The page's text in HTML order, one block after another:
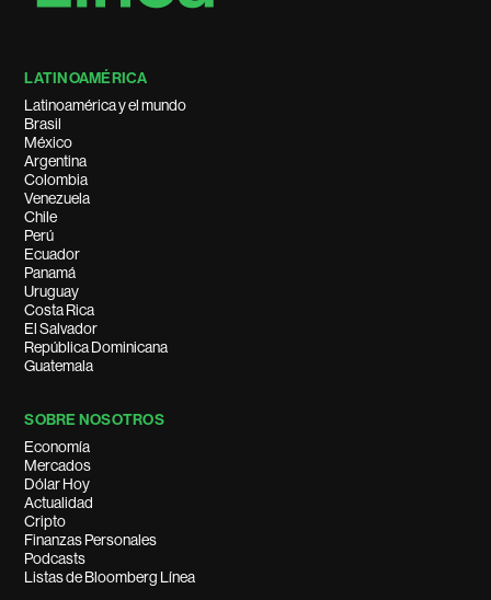
LATINOAMÉRICA
Latinoamérica y el mundo
Brasil
México
Argentina
Colombia
Venezuela
Chile
Perú
Ecuador
Panamá
Uruguay
Costa Rica
El Salvador
República Dominicana
Guatemala
SOBRE NOSOTROS
Economía
Mercados
Dólar Hoy
Actualidad
Cripto
Finanzas Personales
Podcasts
Listas de Bloomberg Línea